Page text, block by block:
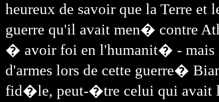
heureux de savoir que la Terre
guerre qu'il avait men� contre
� avoir foi en l'humanit� - mais
d'armes lors de cette guerre�
fid�le, peut-�tre celui qui avait